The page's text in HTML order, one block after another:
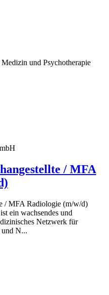
Medizin und Psychotherapie
/ MFA
/ MFA Radiologie (m/w/d)
ein wachsendes und
Netzwerk für
und N...